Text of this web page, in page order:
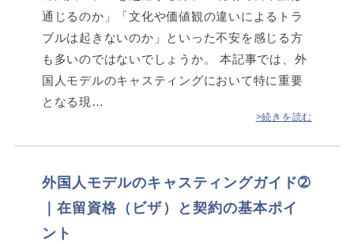
通じるのか」「文化や価値観の違いによるトラ
ブルは起きないのか」といった不安を感じる方
も多いのではないでしょうか。 本記事では、外
国人モデルのキャスティングにおいて特に重要
となる現…
>続きを読む
外国人モデルのキャスティングガイド➁
｜在留資格（ビザ）と契約の基本ポイ
ント